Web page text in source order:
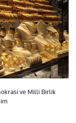
ve Milli Birlik